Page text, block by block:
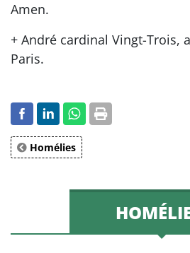
Amen.
+ André cardinal Vingt-Trois,
Paris.
Homélies